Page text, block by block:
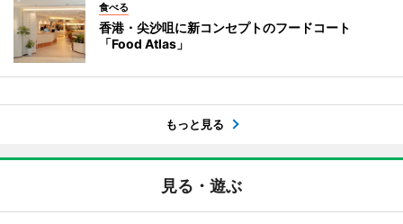
食べる
香港・尖沙咀に新コンセプトのフードコート
「Food Atlas」
もっと見る
見る・遊ぶ